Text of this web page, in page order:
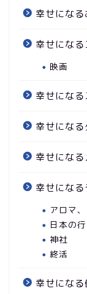
幸せにな
幸せになる
映画
幸せにな
幸せにな
幸せにな
幸せにな
アロマ
日本の
神社
終活
幸せにな